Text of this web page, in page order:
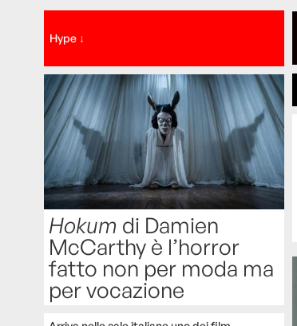
Hype ↓
Hokum di Damien
McCarthy è l’horror
fatto non per moda ma
per vocazione